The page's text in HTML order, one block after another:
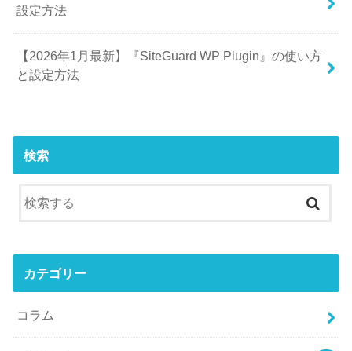
設定方法
【2026年1月最新】『SiteGuard WP Plugin』の使い方
と設定方法
検索
カテゴリー
コラム